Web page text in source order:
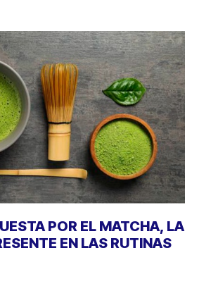
POR EL MATCHA, LA
EN LAS RUTINAS